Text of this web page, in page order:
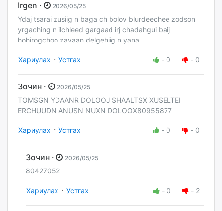
Irgen · 2026/05/25
Ydaj tsarai zusiig n baga ch bolov blurdeechee zodson
yrgaching n ilchleed gargaad irj chadahgui baij
hohirogchoo zavaan delgehiig n yana
Хариулах · Устгах - 0 - 0
Зочин · 2026/05/25
TOMSGN YDAANR DOLOOJ SHAALTSX XUSELTEI
ERCHUUDN ANUSN NUXN DOLOOX80955877
Хариулах · Устгах - 0 - 0
Зочин · 2026/05/25
80427052
Хариулах · Устгах - 0 - 2